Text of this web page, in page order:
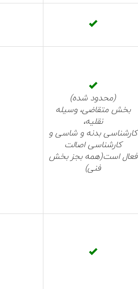
(محدود شده)
بخش متقاضی، وسیله
نقلیه،
کارشناسی بدنه و شاسی و
کارشناسی اصالت
فعال است(همه بجز بخش
فنی)